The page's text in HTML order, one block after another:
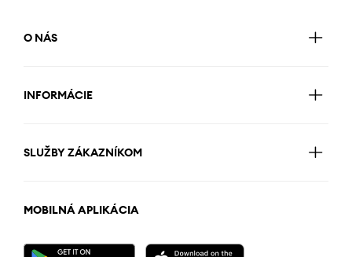
O NÁS
INFORMÁCIE
SLUŽBY ZÁKAZNÍKOM
MOBILNÁ APLIKÁCIA